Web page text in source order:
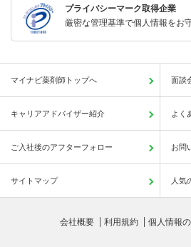
プライバシーマーク取得企業
厳密な管理基準で個人情報をお
マイナビ薬剤師トップへ 面談
キャリアアドバイザー紹介 よく
ご入社後のアフターフォロー お問
サイトマップ 人気
会社概要 利用規約 個人情報